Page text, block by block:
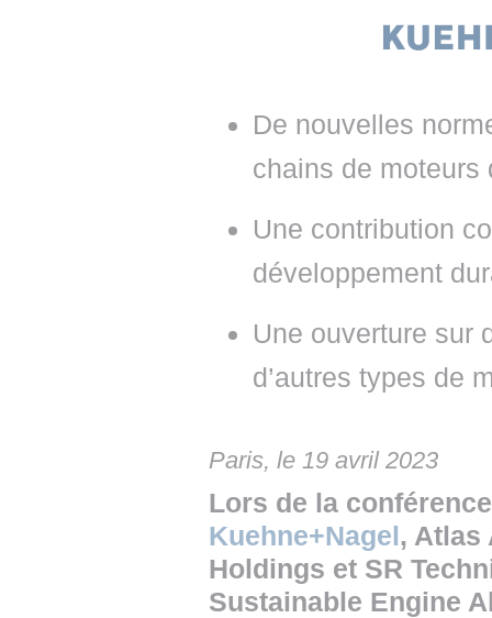
👉 PRENDRE LA PAROLE •
👉
De nouvelles
chains de moteurs
Une contribution
développement
Une ouverture sur
d’autres types de
Paris, le 19 avril 2023
Lors de la
Kuehne+Nagel, Atlas
Holdings et SR
Sustainable Engine